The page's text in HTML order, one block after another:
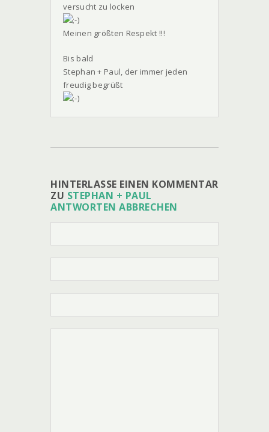
versucht zu locken
Meinen größten Respekt !!!
Bis bald
Stephan + Paul, der immer jeden
freudig begrüßt
HINTERLASSE EINEN KOMMENTAR
ZU STEPHAN + PAUL
ANTWORTEN ABBRECHEN